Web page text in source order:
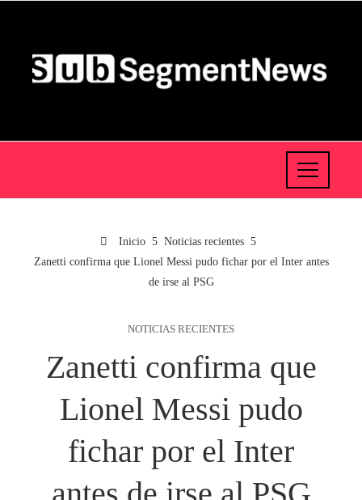
Inicio
Noticias recientes
Zanetti confirma que Lionel Messi pudo fichar por el Inter antes
de irse al PSG
NOTICIAS RECIENTES
Zanetti confirma que
Lionel Messi pudo
fichar por el Inter